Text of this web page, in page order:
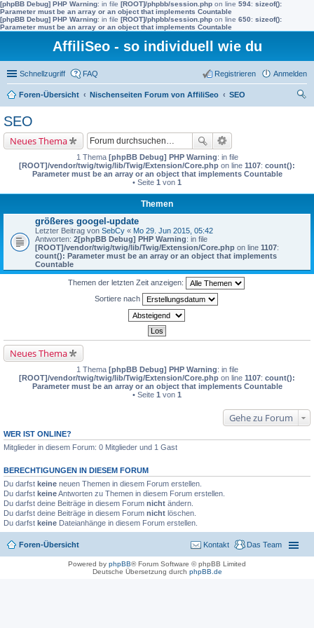
[phpBB Debug] PHP Warning: in file [ROOT]/phpbb/session.php on line 594: sizeof():
Parameter must be an array or an object that implements Countable
[phpBB Debug] PHP Warning: in file [ROOT]/phpbb/session.php on line 650: sizeof():
Parameter must be an array or an object that implements Countable
AffiliSeo - so individuell wie du
Schnellzugriff FAQ Anmelden
Registrieren
Foren-Übersicht Nischenseiten Forum von AffiliSeo
SEO
SEO
Neues Thema
1 Thema [phpBB Debug] PHP Warning: in file
[ROOT]/vendor/twig/twig/lib/Twig/Extension/Core.php on line 1107: count():
Parameter must be an array or an object that implements Countable
• Seite 1 von 1
Themen
größeres googel-update
Letzter Beitrag von SebCy « Mo 29. Jun 2015, 05:42
Antworten: 2[phpBB Debug] PHP Warning: in file
[ROOT]/vendor/twig/twig/lib/Twig/Extension/Core.php on line 1107:
count(): Parameter must be an array or an object that implements
Countable
Themen der letzten Zeit anzeigen:
Sortiere nach
Neues Thema
1 Thema [phpBB Debug] PHP Warning: in file
[ROOT]/vendor/twig/twig/lib/Twig/Extension/Core.php on line 1107: count():
Parameter must be an array or an object that implements Countable
• Seite 1 von 1
Gehe zu Forum
WER IST ONLINE?
Mitglieder in diesem Forum: 0 Mitglieder und 1 Gast
BERECHTIGUNGEN IN DIESEM FORUM
Du darfst keine neuen Themen in diesem Forum erstellen.
Du darfst keineAntworten zu Themen in diesem Forum erstellen.
Du darfst deine Beiträge in diesem Forum nicht ändern.
Du darfst deine Beiträge in diesem Forum nicht löschen.
Du darfst keine Dateianhänge in diesem Forum erstellen.
Foren-Übersicht Das Team
Kontakt
Powered by phpBB® Forum Software © phpBB Limited
Deutsche Übersetzung durch phpBB.de